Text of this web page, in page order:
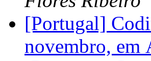
[Portugal]
novembro, em